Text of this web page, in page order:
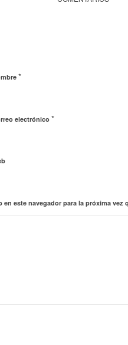
*
electrónico*
este navegador para la próxima vez